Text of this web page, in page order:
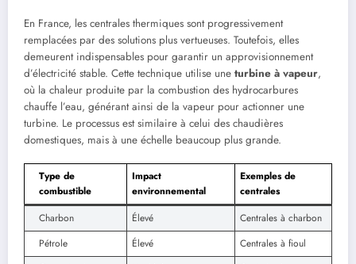
En France, les centrales thermiques sont progressivement
remplacées par des solutions plus vertueuses. Toutefois, elles
demeurent indispensables pour garantir un approvisionnement
d’électricité stable. Cette technique utilise une turbine à vapeur,
où la chaleur produite par la combustion des hydrocarbures
chauffe l’eau, générant ainsi de la vapeur pour actionner une
turbine. Le processus est similaire à celui des chaudières
domestiques, mais à une échelle beaucoup plus grande.
Type de
combustible
Impact
environnemental
Exemples de
centrales
Charbon
Élevé
Centrales à charbon
Pétrole
Élevé
Centrales à fioul